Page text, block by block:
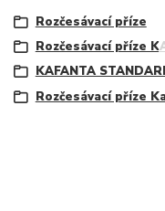
Rozčesávací příze
Rozčesávací příze
KAFANTA
Rozčesávací příze